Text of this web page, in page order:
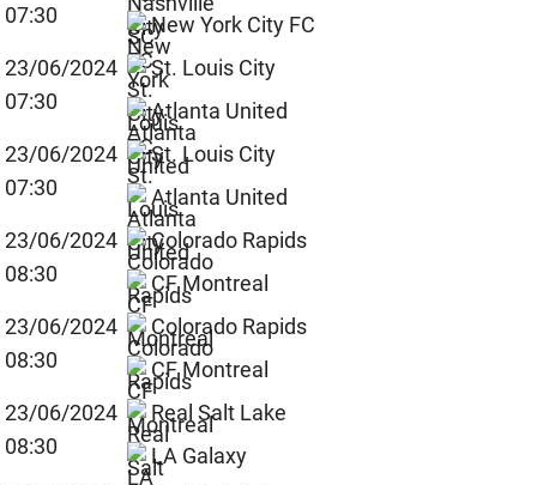
07:30
New York City FC
23/06/2024
07:30
St. Louis City
Atlanta United
23/06/2024
07:30
St. Louis City
Atlanta United
23/06/2024
08:30
Colorado Rapids
CF Montreal
23/06/2024
08:30
Colorado Rapids
CF Montreal
23/06/2024
08:30
Real Salt Lake
LA Galaxy